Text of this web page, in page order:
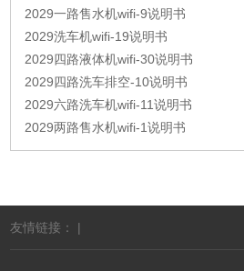
2029一路售水机wifi-9说明书
2029洗车机wifi-19说明书
2029四路液体机wifi-30说明书
2029四路洗车排空-10说明书
2029六路洗车机wifi-11说明书
2029两路售水机wifi-1说明书
友情链接： |